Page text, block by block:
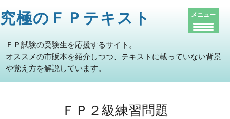
究極のＦＰテキスト
ＦＰ試験の受験生を応援するサイト。
オススメの市販本を紹介しつつ、テキストに載っていない背景
や覚え方を解説しています。
ＦＰ２級練習問題
メニュー